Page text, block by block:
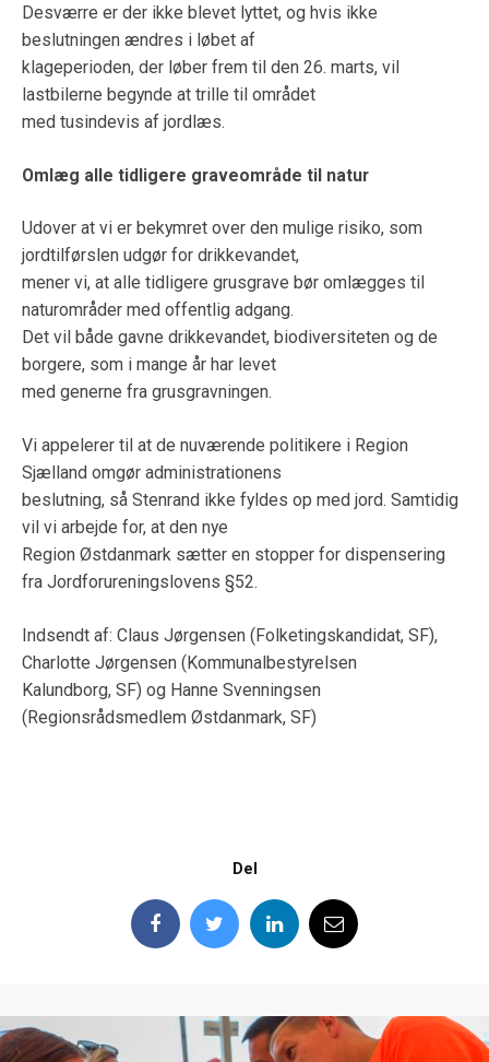
Desværre er der ikke blevet lyttet, og hvis ikke
beslutningen ændres i løbet af
klageperioden, der løber frem til den 26. marts, vil
lastbilerne begynde at trille til området
med tusindevis af jordlæs.
Omlæg alle tidligere graveområde til natur
Udover at vi er bekymret over den mulige risiko, som
jordtilførslen udgør for drikkevandet,
mener vi, at alle tidligere grusgrave bør omlægges til
naturområder med offentlig adgang.
Det vil både gavne drikkevandet, biodiversiteten og de
borgere, som i mange år har levet
med generne fra grusgravningen.
Vi appelerer til at de nuværende politikere i Region
Sjælland omgør administrationens
beslutning, så Stenrand ikke fyldes op med jord. Samtidig
vil vi arbejde for, at den nye
Region Østdanmark sætter en stopper for dispensering
fra Jordforureningslovens §52.
Indsendt af: Claus Jørgensen (Folketingskandidat, SF),
Charlotte Jørgensen (Kommunalbestyrelsen
Kalundborg, SF) og Hanne Svenningsen
(Regionsrådsmedlem Østdanmark, SF)
Del